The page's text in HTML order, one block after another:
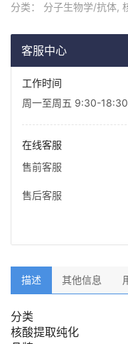
分类： 分子生物学/抗体,
客服中心
工作时间
周一至周五 9:30-
在线客服
售前客服
售后客服
描述 其他信息
分类
核酸提取纯化